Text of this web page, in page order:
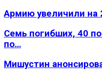
Армию увеличили на
Семь погибших, 40
по…
Мишустин